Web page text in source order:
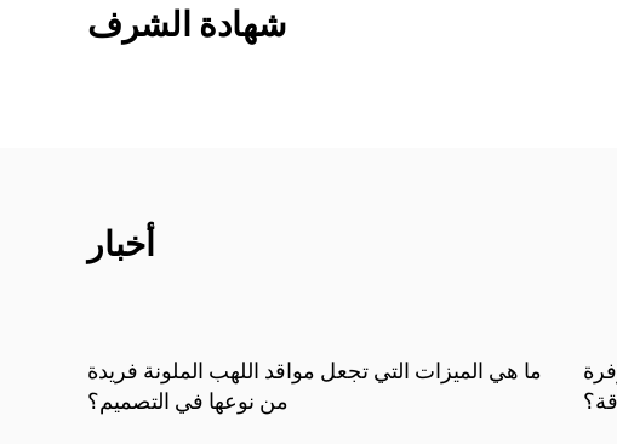
شهادة الشرف
أخبار
كيف توفر المواقد المدمجة حلول تدفئة موفرة
للطاقة؟